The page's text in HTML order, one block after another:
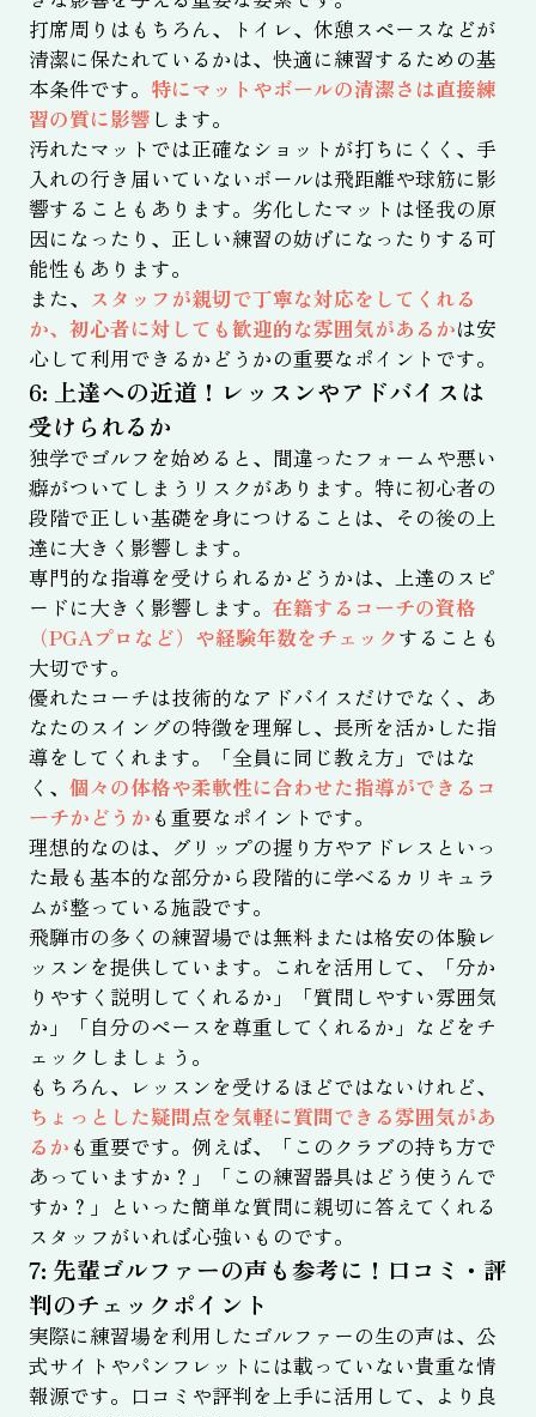
打席周りはもちろん、トイレ、休憩スペースなどが
清潔に保たれているかは、快適に練習するための基
本条件です。 特にマットやボールの清潔さは直接練
習の質に影響 します。
汚れたマットでは正確なショットが打ちにくく、手
入れの行き届いていないボールは飛距離や球筋に影
響することもあります。劣化したマットは怪我の原
因になったり、正しい練習の妨げになったりする可
能性もあります。
また、 スタッフが親切で丁寧な対応をしてくれる
か、初心者に対しても歓迎的な雰囲気があるかは安
心して利用できるかどうかの重要なポイントです。
6: 上達への近道！レッスンやアドバイスは
受けられるか
独学でゴルフを始めると、間違ったフォームや悪い
癖がついてしまうリスクがあります。特に初心者の
段階で正しい基礎を身につけることは、その後の上
達に大きく影響します。
専門的な指導を受けられるかどうかは、上達のスピ
ードに大きく影響します。 在籍するコーチの資格
（PGAプロなど）や経験年数をチェックすることも
大切です。
優れたコーチは技術的なアドバイスだけでなく、あ
なたのスイングの特徴を理解し、長所を活かした指
導をしてくれます。「全員に同じ教え方」ではな
く、 個々の体格や柔軟性に合わせた指導ができるコ
ーチかどうか も重要なポイントです。
理想的なのは、グリップの握り方やアドレスといっ
た最も基本的な部分から段階的に学べるカリキュラ
ムが整っている施設です。
飛騨市の多くの練習場では無料または格安の体験レ
ッスンを提供しています。これを活用して、「分か
りやすく説明してくれるか」「質問しやすい雰囲気
か」「自分のペースを尊重してくれるか」などをチ
ェックしましょう。
もちろん、レッスンを受けるほどではないけれど、
ちょっとした疑問点を気軽に質問できる雰囲気があ
るか も重要です。例えば、「このクラブの持ち方で
あっていますか？」「この練習器具はどう使うんで
すか？」といった簡単な質問に親切に答えてくれる
スタッフがいれば心強いものです。
7: 先輩ゴルファーの声も参考に！口コミ・評
判のチェックポイント
実際に練習場を利用したゴルファーの生の声は、公
式サイトやパンフレットには載っていない貴重な情
報源です。口コミや評判を上手に活用して、より良